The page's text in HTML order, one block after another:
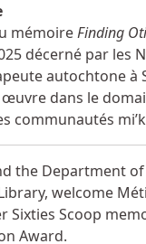
mémoireFinding
décerné par les
autochtone à
œuvre dans le
communautés
the Department
welcome
Sixties Scoop
Award.